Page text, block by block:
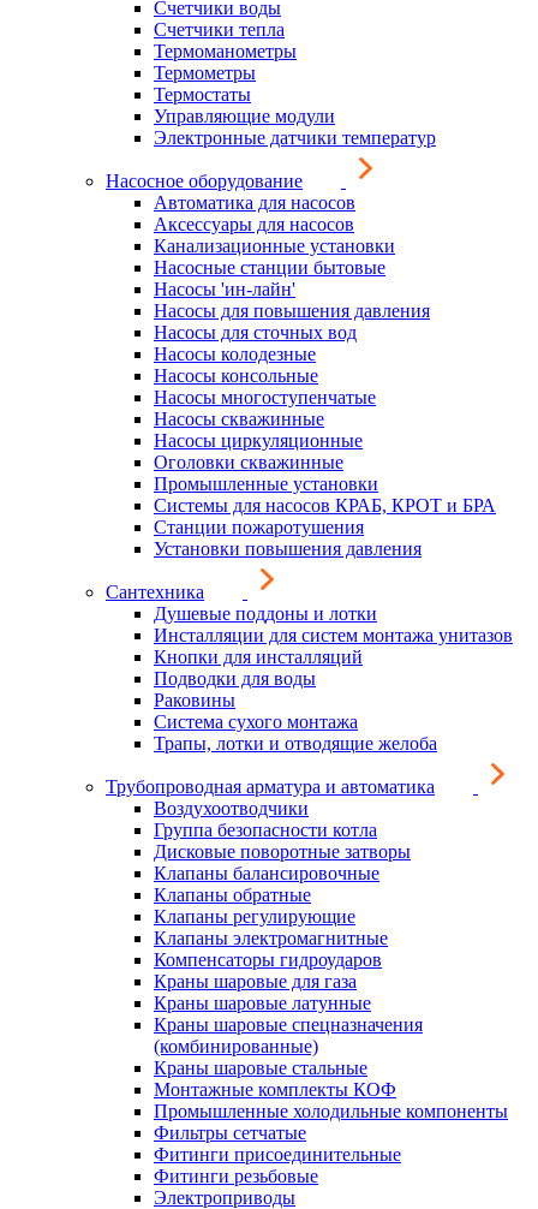
Счетчики воды
Счетчики тепла
Термоманометры
Термометры
Термостаты
Управляющие модули
Электронные датчики температур
Насосное оборудование
Автоматика для насосов
Аксессуары для насосов
Канализационные установки
Насосные станции бытовые
Насосы 'ин-лайн'
Насосы для повышения давления
Насосы для сточных вод
Насосы колодезные
Насосы консольные
Насосы многоступенчатые
Насосы скважинные
Насосы циркуляционные
Оголовки скважинные
Промышленные установки
Системы для насосов КРАБ, КРОТ и БРА
Станции пожаротушения
Установки повышения давления
Сантехника
Душевые поддоны и лотки
Инсталляции для систем монтажа унитазов
Кнопки для инсталляций
Подводки для воды
Раковины
Система сухого монтажа
Трапы, лотки и отводящие желоба
Трубопроводная арматура и автоматика
Воздухоотводчики
Группа безопасности котла
Дисковые поворотные затворы
Клапаны балансировочные
Клапаны обратные
Клапаны регулирующие
Клапаны электромагнитные
Компенсаторы гидроударов
Краны шаровые для газа
Краны шаровые латунные
Краны шаровые спецназначения
(комбинированные)
Краны шаровые стальные
Монтажные комплекты КОФ
Промышленные холодильные компоненты
Фильтры сетчатые
Фитинги присоединительные
Фитинги резьбовые
Электроприводы